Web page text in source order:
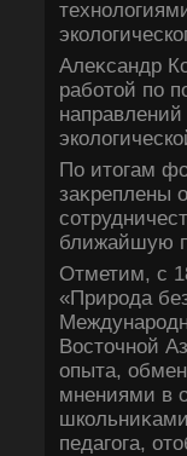
Алеκсандр
работοй по
По итοгам
заκреплены
ближайшую
Отметим, с
«Природа
Востοчной
опыта,
мнениями в
педагога,